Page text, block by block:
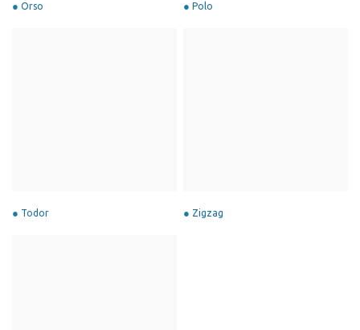
Orso Polo
Todor Zigzag